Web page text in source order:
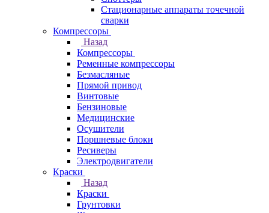
Стационарные аппараты точечной
сварки
Компрессоры
Назад
Компрессоры
Ременные компрессоры
Безмасляные
Прямой привод
Винтовые
Бензиновые
Медицинские
Осушители
Поршневые блоки
Ресиверы
Электродвигатели
Краски
Назад
Краски
Грунтовки